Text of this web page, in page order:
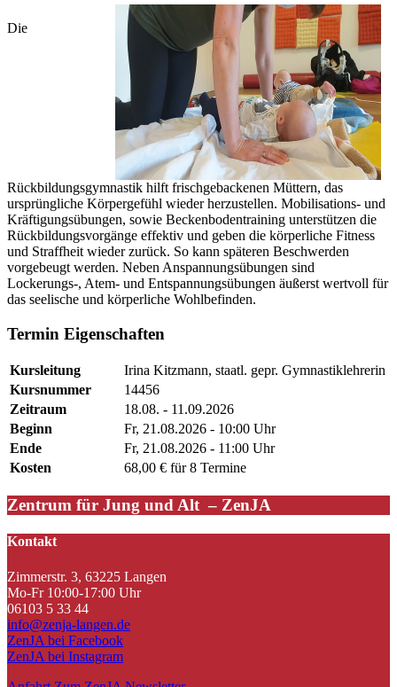
Die
Rückbildungsgymnastik hilft frischgebackenen Müttern, das
ursprüngliche Körpergefühl wieder herzustellen. Mobilisations- und
Kräftigungsübungen, sowie Beckenbodentraining unterstützen die
Rückbildungsvorgänge effektiv und geben die körperliche Fitness
und Straffheit wieder zurück. So kann späteren Beschwerden
vorgebeugt werden. Neben Anspannungsübungen sind
Lockerungs-, Atem- und Entspannungsübungen äußerst wertvoll für
das seelische und körperliche Wohlbefinden.
Termin Eigenschaften
Kursleitung
Irina Kitzmann, staatl. gepr. Gymnastiklehrerin
Kursnummer
14456
Zeitraum
18.08. - 11.09.2026
Beginn
Fr, 21.08.2026 - 10:00 Uhr
Ende
Fr, 21.08.2026 - 11:00 Uhr
Kosten
68,00 € für 8 Termine
Zentrum für Jung und Alt – ZenJA
Kontakt
Zimmerstr. 3, 63225 Langen
Mo-Fr 10:00-17:00 Uhr
06103 5 33 44
info@zenja-langen.de
ZenJA bei Facebook
ZenJA bei Instagram